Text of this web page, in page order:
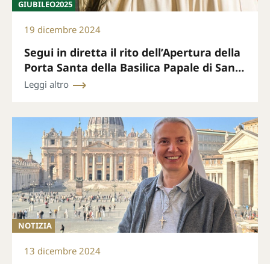
GIUBILEO2025
19 dicembre 2024
Segui in diretta il rito dell’Apertura della
Porta Santa della Basilica Papale di San
Pietro il 24 dicembre alle ore 19.00 (ora di
Leggi altro
NOTIZIA
13 dicembre 2024